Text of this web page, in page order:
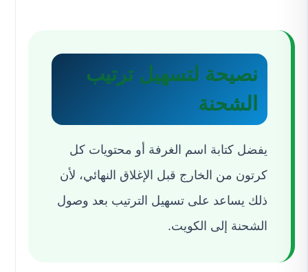
نصيحة لتسهيل ترتيب
الشحنة
يفضل كتابة اسم الغرفة أو محتويات كل
كرتون من الخارج قبل الإغلاق النهائي، لأن
ذلك يساعد على تسهيل الترتيب بعد وصول
الشحنة إلى الكويت.